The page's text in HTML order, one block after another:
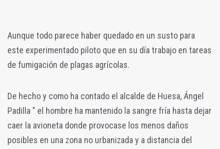
Aunque todo parece haber quedado en un susto para
este experimentado piloto que en su día trabajo en tareas
de fumigación de plagas agrícolas.
De hecho y como ha contado el alcalde de Huesa, Ángel
Padilla " el hombre ha mantenido la sangre fría hasta dejar
caer la avioneta donde provocase los menos daños
posibles en una zona no urbanizada y a distancia del